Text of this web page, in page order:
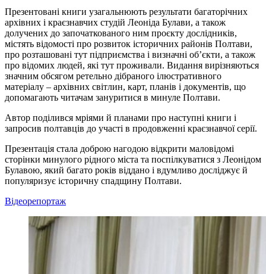
Презентовані книги узагальнюють результати багаторічних
архівних і краєзнавчих студій Леоніда Булави, а також
долучених до започаткованого ним проєкту дослідників,
містять відомості про розвиток історичних районів Полтави,
про розташовані тут підприємства і визначні об’єкти, а також
про відомих людей, які тут проживали. Видання вирізняються
значним обсягом ретельно дібраного ілюстративного
матеріалу – архівних світлин, карт, планів і документів, що
допомагають читачам зануритися в минуле Полтави.
Автор поділився мріями й планами про наступні книги і
запросив полтавців до участі в продовженні краєзнавчої серії.
Презентація стала доброю нагодою відкрити маловідомі
сторінки минулого рідного міста та поспілкуватися з Леонідом
Булавою, який багато років віддано і вдумливо досліджує й
популяризує історичну спадщину Полтави.
Відеорепортаж